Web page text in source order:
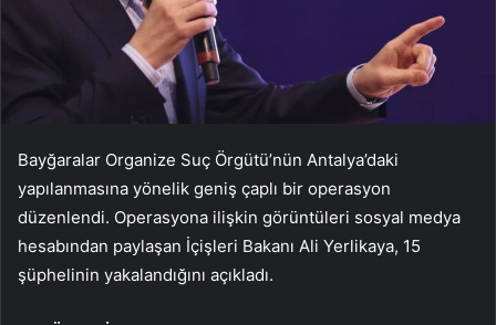
Bayğaralar Organize Suç Örgütü’nün Antalya’daki
yapılanmasına yönelik geniş çaplı bir operasyon
düzenlendi. Operasyona ilişkin görüntüleri sosyal medya
hesabından paylaşan İçişleri Bakanı Ali Yerlikaya, 15
şüphelinin yakalandığını açıkladı.